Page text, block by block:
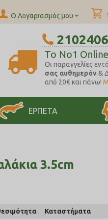
Ο Λογαριασμός μου
To No1
Oι παραγγελίες
σας αυθημερόν&
από 20€ και πάνω!
ΕΡΠΕΤΑ
3.5cm
Καταστήματα